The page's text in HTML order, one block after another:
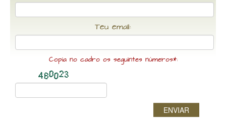
Teu email:
Copia no cadro os seguintes números*:
ENVIAR